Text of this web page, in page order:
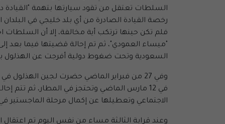
السلطات تعتقل من تقود سيارتها بتهمة
رخصة القيادة الصادرة من أي بلد خليجي في
فلم تكن حينها ترتكب أية مخالفة، إلا أن السلطات
"ميساء العمودي"، ثم تم إحالة قضيتها فيما
السعودية وتحت ضغوط دولية أفرجت عن الهذلول بعد مرور 73 يوما في السجن ولكن دون أن
وفي 27 من فبراير الماضي حضرت لجين الهذلول
في 12 مارس الماضي وتحتجز في المطار، ثم
الاجتماعي وتعطيلها عن إكمال مرحلة الماجستير في
وعند قرابة الثالثة مساء من نفس اليوم تم